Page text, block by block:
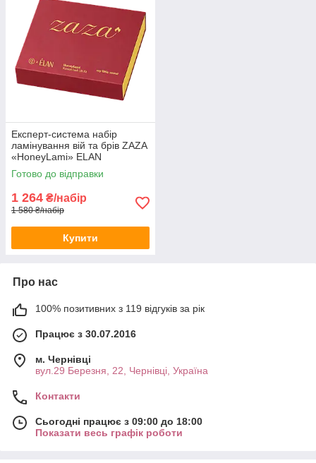
Експерт-система набір
ламінування вій та брів ZAZA
«HoneyLami» ELAN
Готово до відправки
1 264 ₴/набір
1 580 ₴/набір
Купити
Про нас
100% позитивних з 119 відгуків за рік
Працює з 30.07.2016
м. Чернівці
вул.29 Березня, 22, Чернівці, Україна
Контакти
Сьогодні працює з 09:00 до 18:00
Показати весь графік роботи